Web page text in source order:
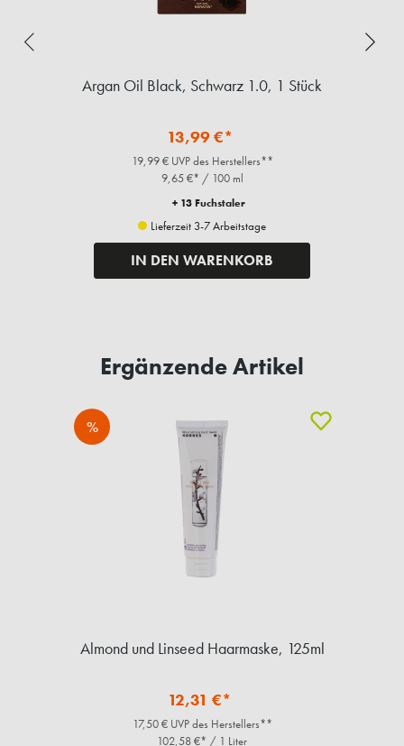
Argan Oil Black, Schwarz 1.0, 1 Stück
13,99 €*
19,99 € UVP des Herstellers**
9,65 €* / 100 ml
+ 13 Fuchstaler
Lieferzeit 3-7 Arbeitstage
IN DEN WARENKORB
Ergänzende Artikel
%
Almond und Linseed Haarmaske, 125ml
12,31 €*
17,50 € UVP des Herstellers**
102,58 €* / 1 Liter